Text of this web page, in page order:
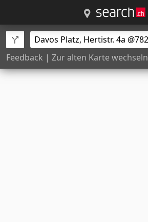
Feedback | Zur alten Karte wechseln